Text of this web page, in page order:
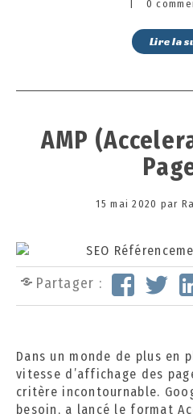
0
Lire la
AMP
Posted
15 mai 2020 1
c
t
o
2
0
2
par
Partager :
Dans un monde de plus en
vitesse d’affichage des
critère incontournable.
besoin, a lancé le format